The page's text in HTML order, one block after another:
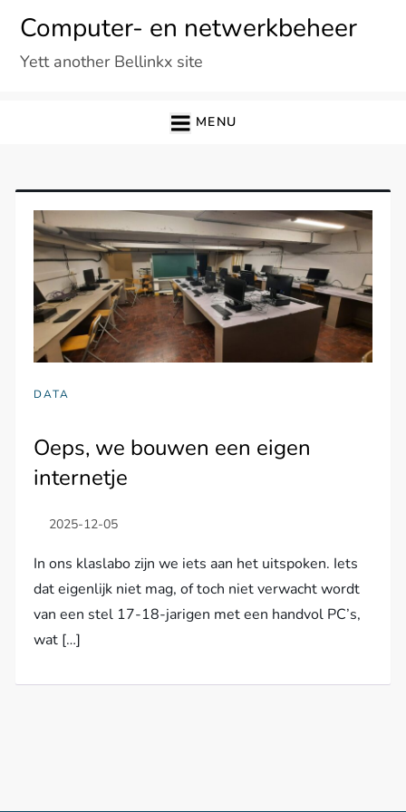
naarComputer- en netwerkbeheer
Yett another Bellinkx site
MENU
DATA
Oeps, we bouwen een eigen
internetje
In ons klaslabo zijn we iets aan het uitspoken. Iets
dat eigenlijk niet mag, of toch niet verwacht wordt
van een stel 17-18-jarigen met een handvol PC’s,
wat […]